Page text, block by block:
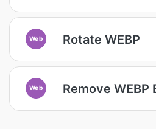
Web Rotate WEBP
Web Remove WEBP